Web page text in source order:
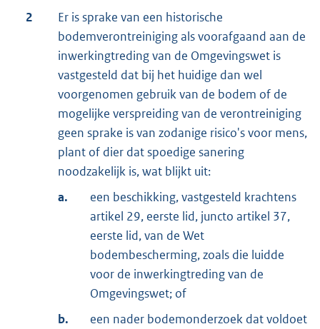
2
Er is sprake van een historische
bodemverontreiniging als voorafgaand aan de
inwerkingtreding van de Omgevingswet is
vastgesteld dat bij het huidige dan wel
voorgenomen gebruik van de bodem of de
mogelijke verspreiding van de verontreiniging
geen sprake is van zodanige risico's voor mens,
plant of dier dat spoedige sanering
noodzakelijk is, wat blijkt uit:
a.
een beschikking, vastgesteld krachtens
artikel 29, eerste lid, juncto artikel 37,
eerste lid, van de Wet
bodembescherming, zoals die luidde
voor de inwerkingtreding van de
Omgevingswet; of
b.
een nader bodemonderzoek dat voldoet